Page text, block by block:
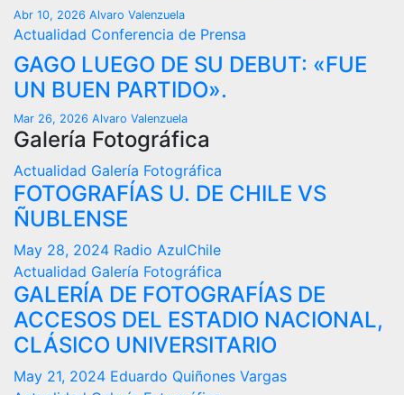
Abr 10, 2026 Alvaro Valenzuela
Actualidad Conferencia de Prensa
GAGO LUEGO DE SU DEBUT: «FUE
UN BUEN PARTIDO».
Mar 26, 2026 Alvaro Valenzuela
Galería Fotográfica
Actualidad Galería Fotográfica
FOTOGRAFÍAS U. DE CHILE VS
ÑUBLENSE
May 28, 2024 Radio AzulChile
Actualidad Galería Fotográfica
GALERÍA DE FOTOGRAFÍAS DE
ACCESOS DEL ESTADIO NACIONAL,
CLÁSICO UNIVERSITARIO
May 21, 2024 Eduardo Quiñones Vargas